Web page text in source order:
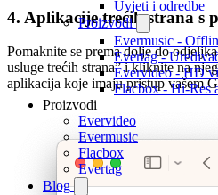
Uvjeti i odredbe
Proizvodi
Evermusic -
Evertag -
Evervideo - HD
Flacbox - Hi-Res
Proizvodi
Evervideo
Evermusic
Flacbox
Evertag
Blog
4. Aplikacije trećih strana s
Pomaknite se prema dolje do
usluge trećih strana” i kliknite na
aplikacija koje imaju pristup vašem